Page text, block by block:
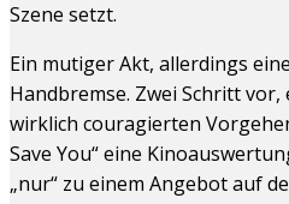
Szene setzt.
Ein mutiger Akt, allerdings
Handbremse. Zwei Schritt
wirklich couragierten
Save You“ eine
„nur“ zu einem Angebot auf